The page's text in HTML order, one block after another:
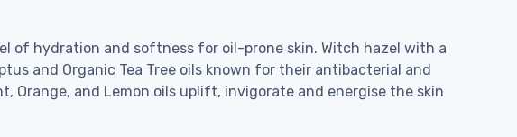
of hydration and softness for oil-prone skin. Witch hazel with a
and Organic Tea Tree oils known for their antibacterial and
Orange, and Lemon oils uplift, invigorate and energise the skin